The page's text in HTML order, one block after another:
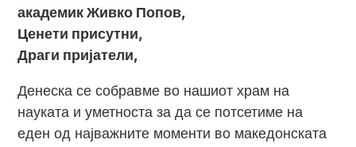
академик Живко Попов,
Ценети присутни,
Драги пријатели,
Денеска се собравме во нашиот храм на
науката и уметноста за да се потсетиме на
еден од најважните моменти во македонската